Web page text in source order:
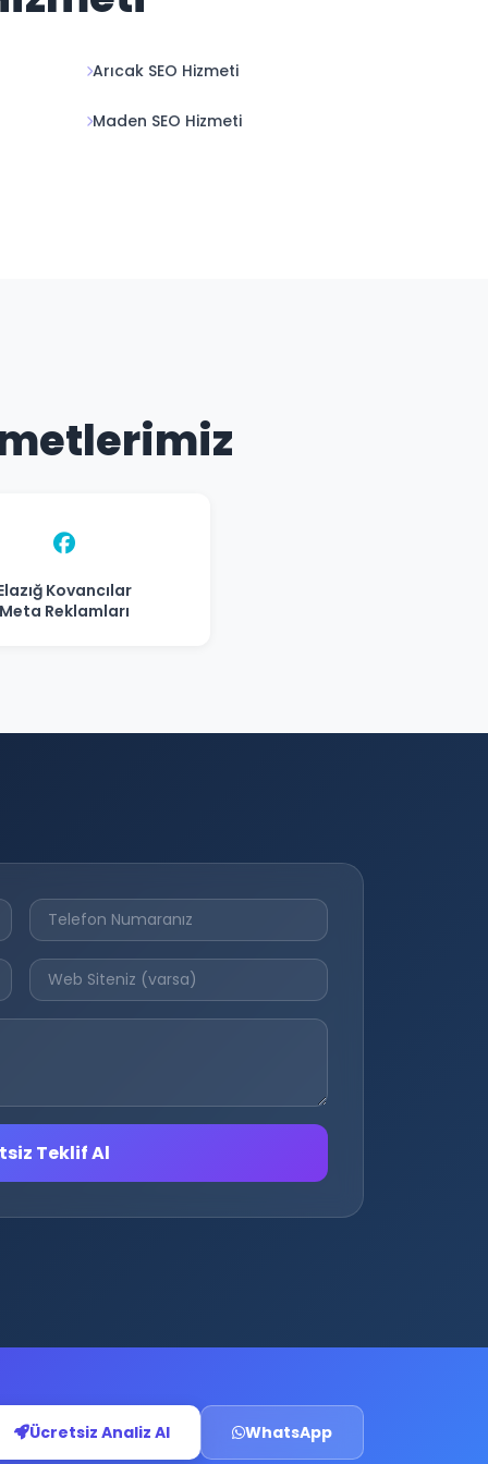
Arıcak SEO Hizmeti
Maden SEO Hizmeti
Kovancılar
Meta Reklamları
Teklif Al
Ücretsiz Analiz Al WhatsApp